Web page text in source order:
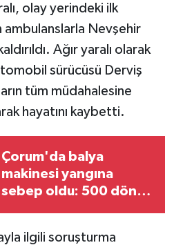
olay yerindeki ilk
ambulanslarla Nevşehir
Ağır yaralı olarak
sürücüsü Derviş
tüm müdahalesine
hayatını kaybetti.
Çorum'da balya
makinesi yangına
sebep oldu: 500 dönüm
ilgili soruşturma